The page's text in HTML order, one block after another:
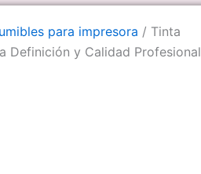
para impresora / Tinta
Definición y Calidad Profesional